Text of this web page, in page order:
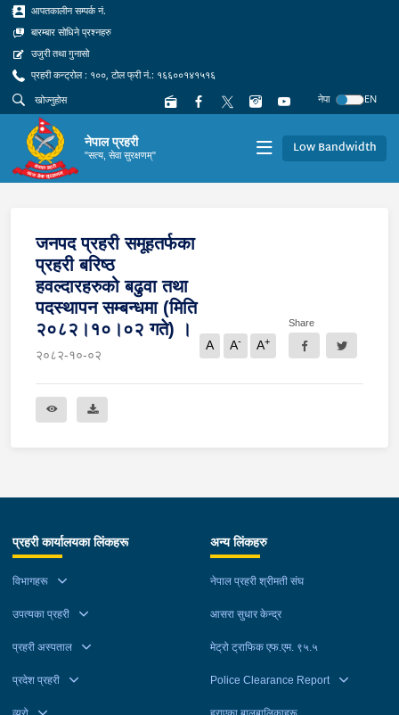
आपतकालीन सम्पर्क नं.
बारम्बार सोधिने प्रश्नहरु
उजुरी तथा गुनासो
प्रहरी कन्ट्रोल : १००, टोल फ्री नं.: १६६००१४१५१६
नेपा
EN
नेपाल प्रहरी
"सत्य, सेवा सुरक्षणम्" Low Bandwidth
जनपद प्रहरी समूहतर्फका
प्रहरी बरिष्ठ
हवल्दारहरुको बढुवा तथा
पदस्थापन सम्बन्धमा (मिति
२०८२।१०।०२ गते) ।
२०८२-१०-०२
A A- A+
Share
प्रहरी कार्यालयका लिंकहरू
विभागहरू
उपत्यका प्रहरी
प्रहरी अस्पताल
प्रदेश प्रहरी
अन्य लिंकहरु
नेपाल प्रहरी श्रीमती संघ
आसरा सुधार केन्द्र
मेट्रो ट्राफिक एफ.एम. ९५.५
Police Clearance Report